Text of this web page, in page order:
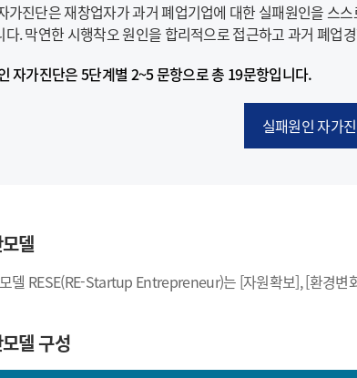
가진단은 재창업자가 과거 폐업기업에 대한 실패원인을 스
다. 막연한 시행착오 원인을 합리적으로 접근하고 과거 폐업
자가진단은 5단계별 2~5 문항으로 총 19문항입니다.
실패원인 자가
델
델 RESE(RE-Startup Entrepreneur)는 [자원확보], [환경
델 구성